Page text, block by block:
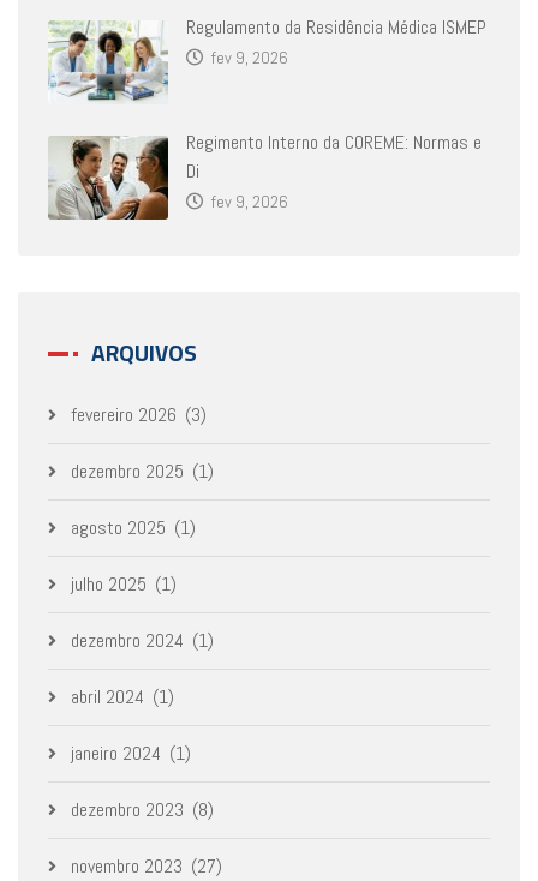
Regulamento da Residência Médica ISMEP
fev 9, 2026
Regimento Interno da COREME: Normas e
Di
fev 9, 2026
ARQUIVOS
fevereiro 2026 (3)
dezembro 2025 (1)
agosto 2025 (1)
julho 2025 (1)
dezembro 2024 (1)
abril 2024 (1)
janeiro 2024 (1)
dezembro 2023 (8)
novembro 2023 (27)